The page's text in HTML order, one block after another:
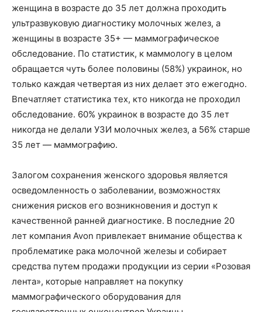
женщина в возрасте до 35 лет должна проходить
ультразвуковую диагностику молочных желез, а
женщины в возрасте 35+ — маммографическое
обследование. По статистик, к маммологу в целом
обращается чуть более половины (58%) украинок, но
только каждая четвертая из них делает это ежегодно.
Впечатляет статистика тех, кто никогда не проходил
обследование. 60% украинок в возрасте до 35 лет
никогда не делали УЗИ молочных желез, а 56% старше
35 лет — маммографию.​
Залогом сохранения женского здоровья является
осведомленность о заболевании, возможностях
снижения рисков его возникновения и доступ к
качественной ранней диагностике. В последние 20
лет компания Avon привлекает внимание общества к
проблематике рака молочной железы и собирает
средства путем продажи продукции из серии «Розовая
лента», которые направляет на покупку
маммографического оборудования для